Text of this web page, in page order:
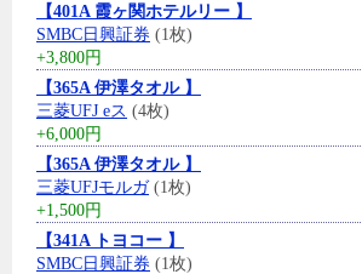
【401A 霞ヶ関ホテルリー 】
SMBC日興証券 (1枚)
+3,800円
【365A 伊澤タオル 】
三菱UFJ eス (4枚)
+6,000円
【365A 伊澤タオル 】
三菱UFJモルガ(1枚)
+1,500円
【341A トヨコー 】
SMBC日興証券 (1枚)